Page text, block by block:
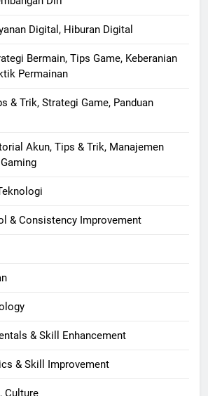
Digital, Hiburan Digital
Bermain, Tips Game, Keberanian
Permainan
& Trik, Strategi Game, Panduan
Akun, Tips & Trik, Manajemen
& Consistency Improvement
& Skill Enhancement
& Skill Improvement
Culture